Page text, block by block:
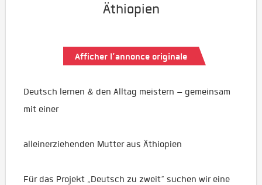
Äthiopien
Afficher l’annonce originale
Deutsch lernen & den Alltag meistern – gemeinsam
mit einer
alleinerziehenden Mutter aus Äthiopien
Für das Projekt „Deutsch zu zweit“ suchen wir eine